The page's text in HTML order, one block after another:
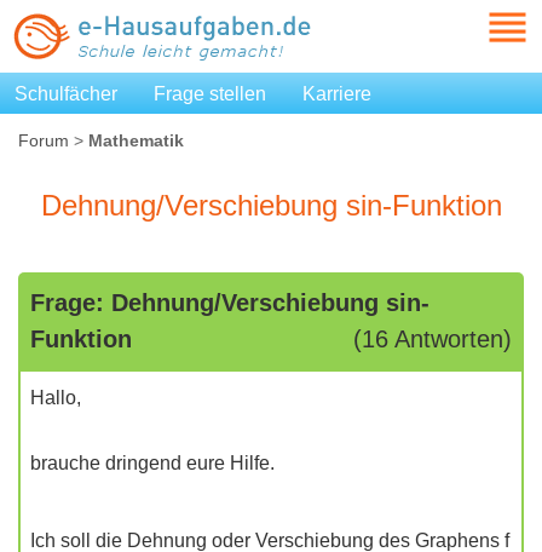
Schulfächer Frage stellen Karriere
Forum > Mathematik
Dehnung/Verschiebung sin-Funktion
Frage: Dehnung/Verschiebung sin-
Funktion
(16 Antworten)
Hallo,
brauche dringend eure Hilfe.
Ich soll die Dehnung oder Verschiebung des Graphens f